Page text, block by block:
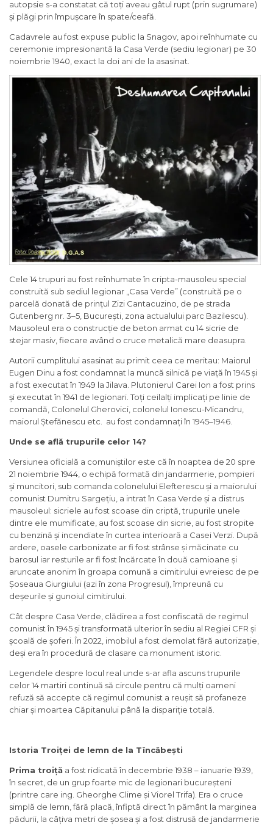
autopsie s-a constatat că toți aveau gâtul rupt (prin sugrumare)
și plăgi prin împușcare în spate/ceafă.
Cadavrele au fost expuse public la Snagov, apoi reînhumate cu
ceremonie impresionantă la Casa Verde (sediu legionar) pe 30
noiembrie 1940, exact la doi ani de la asasinat.
Cele 14 trupuri au fost reînhumate în cripta-mausoleu special
construită sub sediul legionar „Casa Verde” (construită pe o
parcelă donată de prințul Zizi Cantacuzino, de pe strada
Gutenberg nr. 3–5, București, zona actualului parc Bazilescu).
Mausoleul era o construcție de beton armat cu 14 sicrie de
stejar masiv, fiecare având o cruce metalică mare deasupra.
Autorii cumplitului asasinat au primit ceea ce meritau: Maiorul
Eugen Dinu a fost condamnat la muncă silnică pe viață în 1945 și
a fost executat în 1949 la Jilava. Plutonierul Carei Ion a fost prins
și executat în 1941 de legionari. Toți ceilalți implicați pe linie de
comandă, Colonelul Gherovici, colonelul Ionescu-Micandru,
maiorul Ștefănescu etc. au fost condamnați în 1945–1946.
Unde se află trupurile celor 14?
Versiunea oficială a comuniștilor este că în noaptea de 20 spre
21 noiembrie 1944, o echipă formată din jandarmerie, pompieri
și muncitori, sub comanda colonelului Elefterescu și a maiorului
comunist Dumitru Sargețiu, a intrat în Casa Verde și a distrus
mausoleul: sicriele au fost scoase din criptă, trupurile unele
dintre ele mumificate, au fost scoase din sicrie, au fost stropite
cu benzină și incendiate în curtea interioară a Casei Verzi. După
ardere, oasele carbonizate ar fi fost strânse și măcinate cu
barosul iar resturile ar fi fost încărcate în două camioane și
aruncate anonim în groapa comună a cimitirului evreiesc de pe
Șoseaua Giurgiului (azi în zona Progresul), împreună cu
deșeurile și gunoiul cimitirului.
Cât despre Casa Verde, clădirea a fost confiscată de regimul
comunist în 1945 și transformată ulterior în sediu al Regiei CFR și
școală de șoferi. În 2022, imobilul a fost demolat fără autorizație,
deși era în procedură de clasare ca monument istoric.
Legendele despre locul real unde s-ar afla ascuns trupurile
celor 14 martiri continuă să circule pentru că mulți oameni
refuză să accepte că regimul comunist a reușit să profaneze
chiar și moartea Căpitanului până la dispariție totală.
Istoria Troiței de lemn de la Tîncăbești
Prima troiță a fost ridicată în decembrie 1938 – ianuarie 1939,
în secret, de un grup foarte mic de legionari bucureșteni
(printre care ing. Gheorghe Clime și Viorel Trifa). Era o cruce
simplă de lemn, fără placă, înfiptă direct în pământ la marginea
pădurii, la câțiva metri de șosea și a fost distrusă de jandarmerie